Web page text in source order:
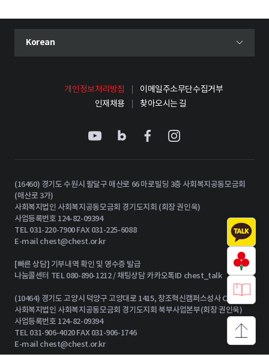
상단으
언어 선택 메뉴 열기
현재 선택된 언어
Korean
개인정보처리방침
이메일주소무단수집거부
인재채용
찾아오시는 길
(16460) 경기도 수원시 팔달구 매산로 66 마로빌딩 3층 사회복지공동모금회
(매산로 3가)
사회복지법인 사회복지공동모금회 경기도지회 (회장 권인욱)
사업등록번호 124-82-09394
TEL 031-220-7900 FAX 031-225-6088
E-mailchest@chest.or.kr
[빠른 상담] 기부내역 확인 및 영수증 발급
나눔콜센터 TEL 080-890-1212 / 채팅상담 카카오톡ID chest_talk
(10464) 경기도 고양시 덕양구 고양대로 1415, 창조혁신캠퍼스성사 C동 15층
사회복지법인 사회복지공동모금회 경기도지회 북부사업본부(회장 권인욱)
사업등록번호 124-82-09394
TEL 031-906-4020 FAX 031-906-1746
E-mailchest@chest.or.kr